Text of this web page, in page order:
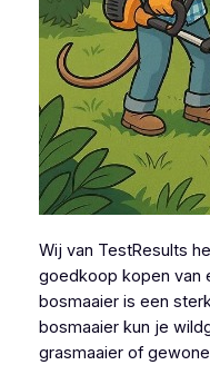
Wij van TestResults
goedkoop kopen van
bosmaaier is een
bosmaaier kun je
grasmaaier of